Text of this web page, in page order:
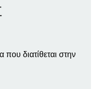
που διατίθεται στην